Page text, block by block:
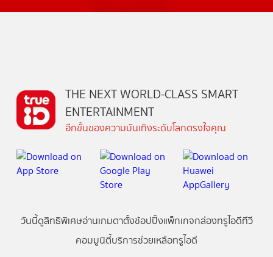
THE NEXT WORLD-CLASS SMART
ENTERTAINMENT
อีกขั้นของความบันเทิงระดับโลกตรงใจคุณ
วันนี้ดูสิทธิพิเศษอ่านเกมตาตั้งช้อปปิ้งแพ็กเกจกล่องทรูไอดีทีวี
คอมมูนิตี้บริการช่วยเหลือทรูไอดี